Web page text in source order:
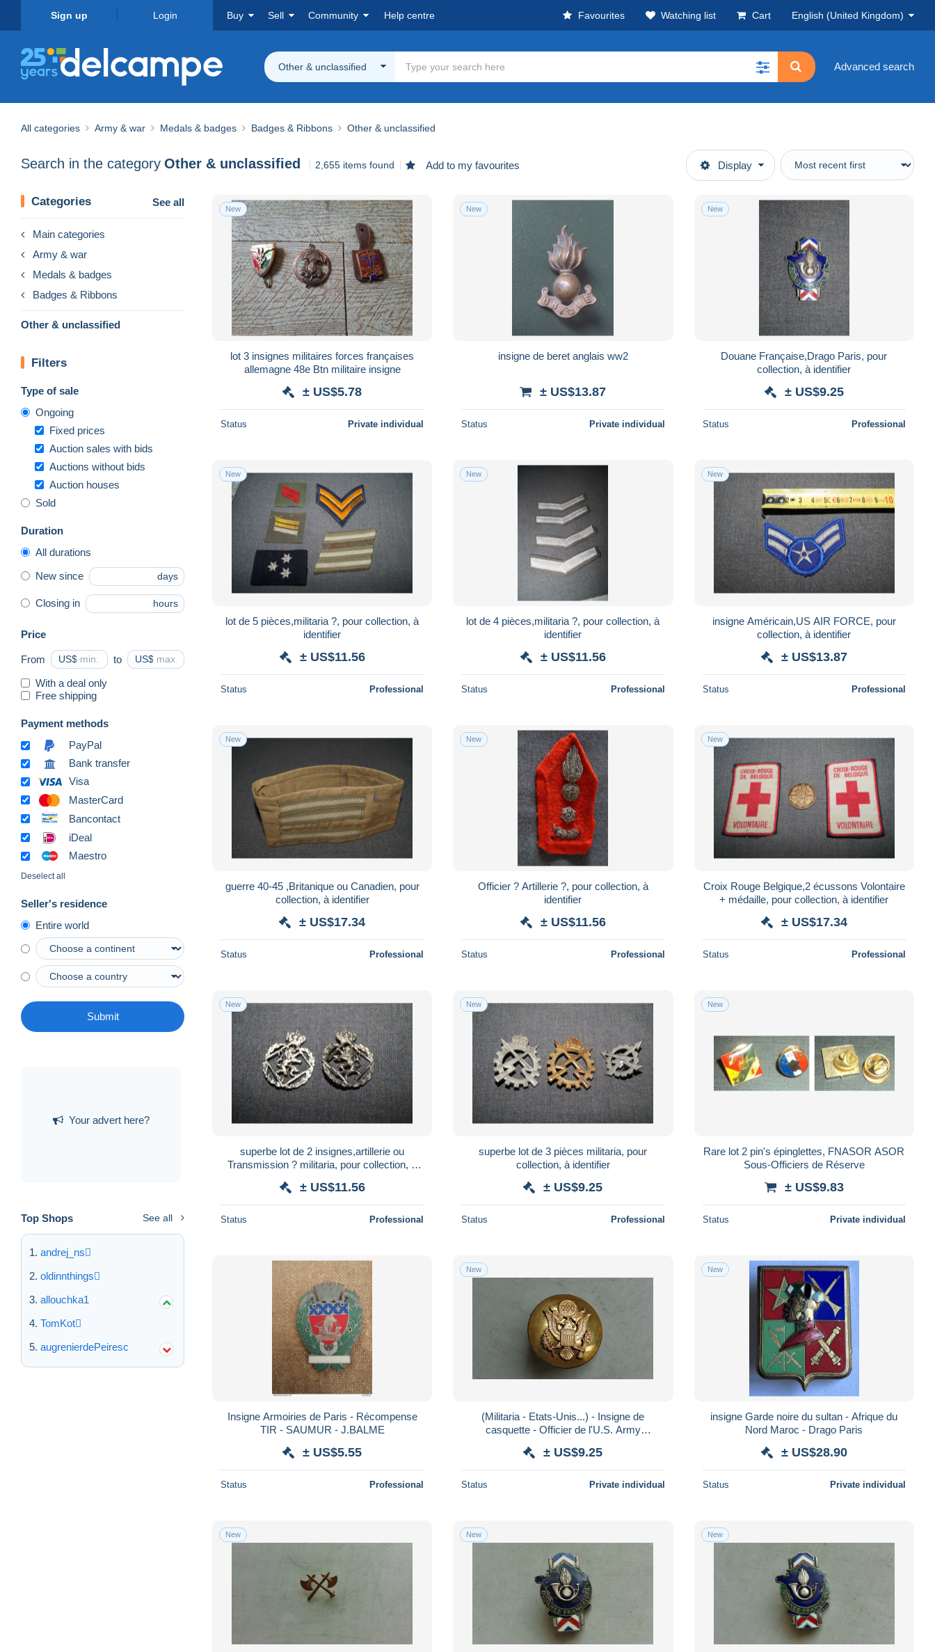
Sign up Login Buy Sell Community Help centre Favourites Watching list Cart English (United Kingdom)
Other & unclassified Advanced search
All categories Army & war Medals & badges Badges & Ribbons Other & unclassified
Search in the category Other & unclassified 2,655 items found Add to my favourites Display
Categories See all
Main categories
Army & war
Medals & badges
Badges & Ribbons
Other & unclassified
Filters
Type of sale
Ongoing
Fixed prices
Auction sales with bids
Auctions without bids
Auction houses
Sold
Duration
All durations
New since days
Closing in hours
Price
From US$ to US$
With a deal only
Free shipping
Payment methods
PayPal
Bank transfer
Visa
MasterCard
Bancontact
iDeal
Maestro
Deselect all
Seller's residence
Entire world
Submit
Your advert here?
Top Shops See all
andrej_ns
oldinnthings
allouchka1
TomKot
augrenierdePeiresc
New
lot 3 insignes militaires forces françaises
allemagne 48e Btn militaire insigne
± US$5.78
Status Private individual
New
insigne de beret anglais ww2
± US$13.87
Status Private individual
New
Douane Française,Drago Paris, pour
collection, à identifier
± US$9.25
Status Professional
New
lot de 5 pièces,militaria ?, pour collection, à
identifier
± US$11.56
Status Professional
New
lot de 4 pièces,militaria ?, pour collection, à
identifier
± US$11.56
Status Professional
New
insigne Américain,US AIR FORCE, pour
collection, à identifier
± US$13.87
Status Professional
New
guerre 40-45 ,Britanique ou Canadien, pour
collection, à identifier
± US$17.34
Status Professional
New
Officier ? Artillerie ?, pour collection, à
identifier
± US$11.56
Status Professional
New
Croix Rouge Belgique,2 écussons Volontaire
+ médaille, pour collection, à identifier
± US$17.34
Status Professional
New
superbe lot de 2 insignes,artillerie ou
Transmission ? militaria, pour collection, à
± US$11.56
Status Professional
New
superbe lot de 3 pièces militaria, pour
collection, à identifier
± US$9.25
Status Professional
New
Rare lot 2 pin's épinglettes, FNASOR ASOR
Sous-Officiers de Réserve
± US$9.83
Status Private individual
Insigne Armoiries de Paris - Récompense
TIR - SAUMUR - J.BALME
± US$5.55
Status Professional
New
(Militaria - Etats-Unis...) - Insigne de
casquette - Officier de l'U.S. Army
± US$9.25
Status Private individual
New
insigne Garde noire du sultan - Afrique du
Nord Maroc - Drago Paris
± US$28.90
Status Private individual
New New New